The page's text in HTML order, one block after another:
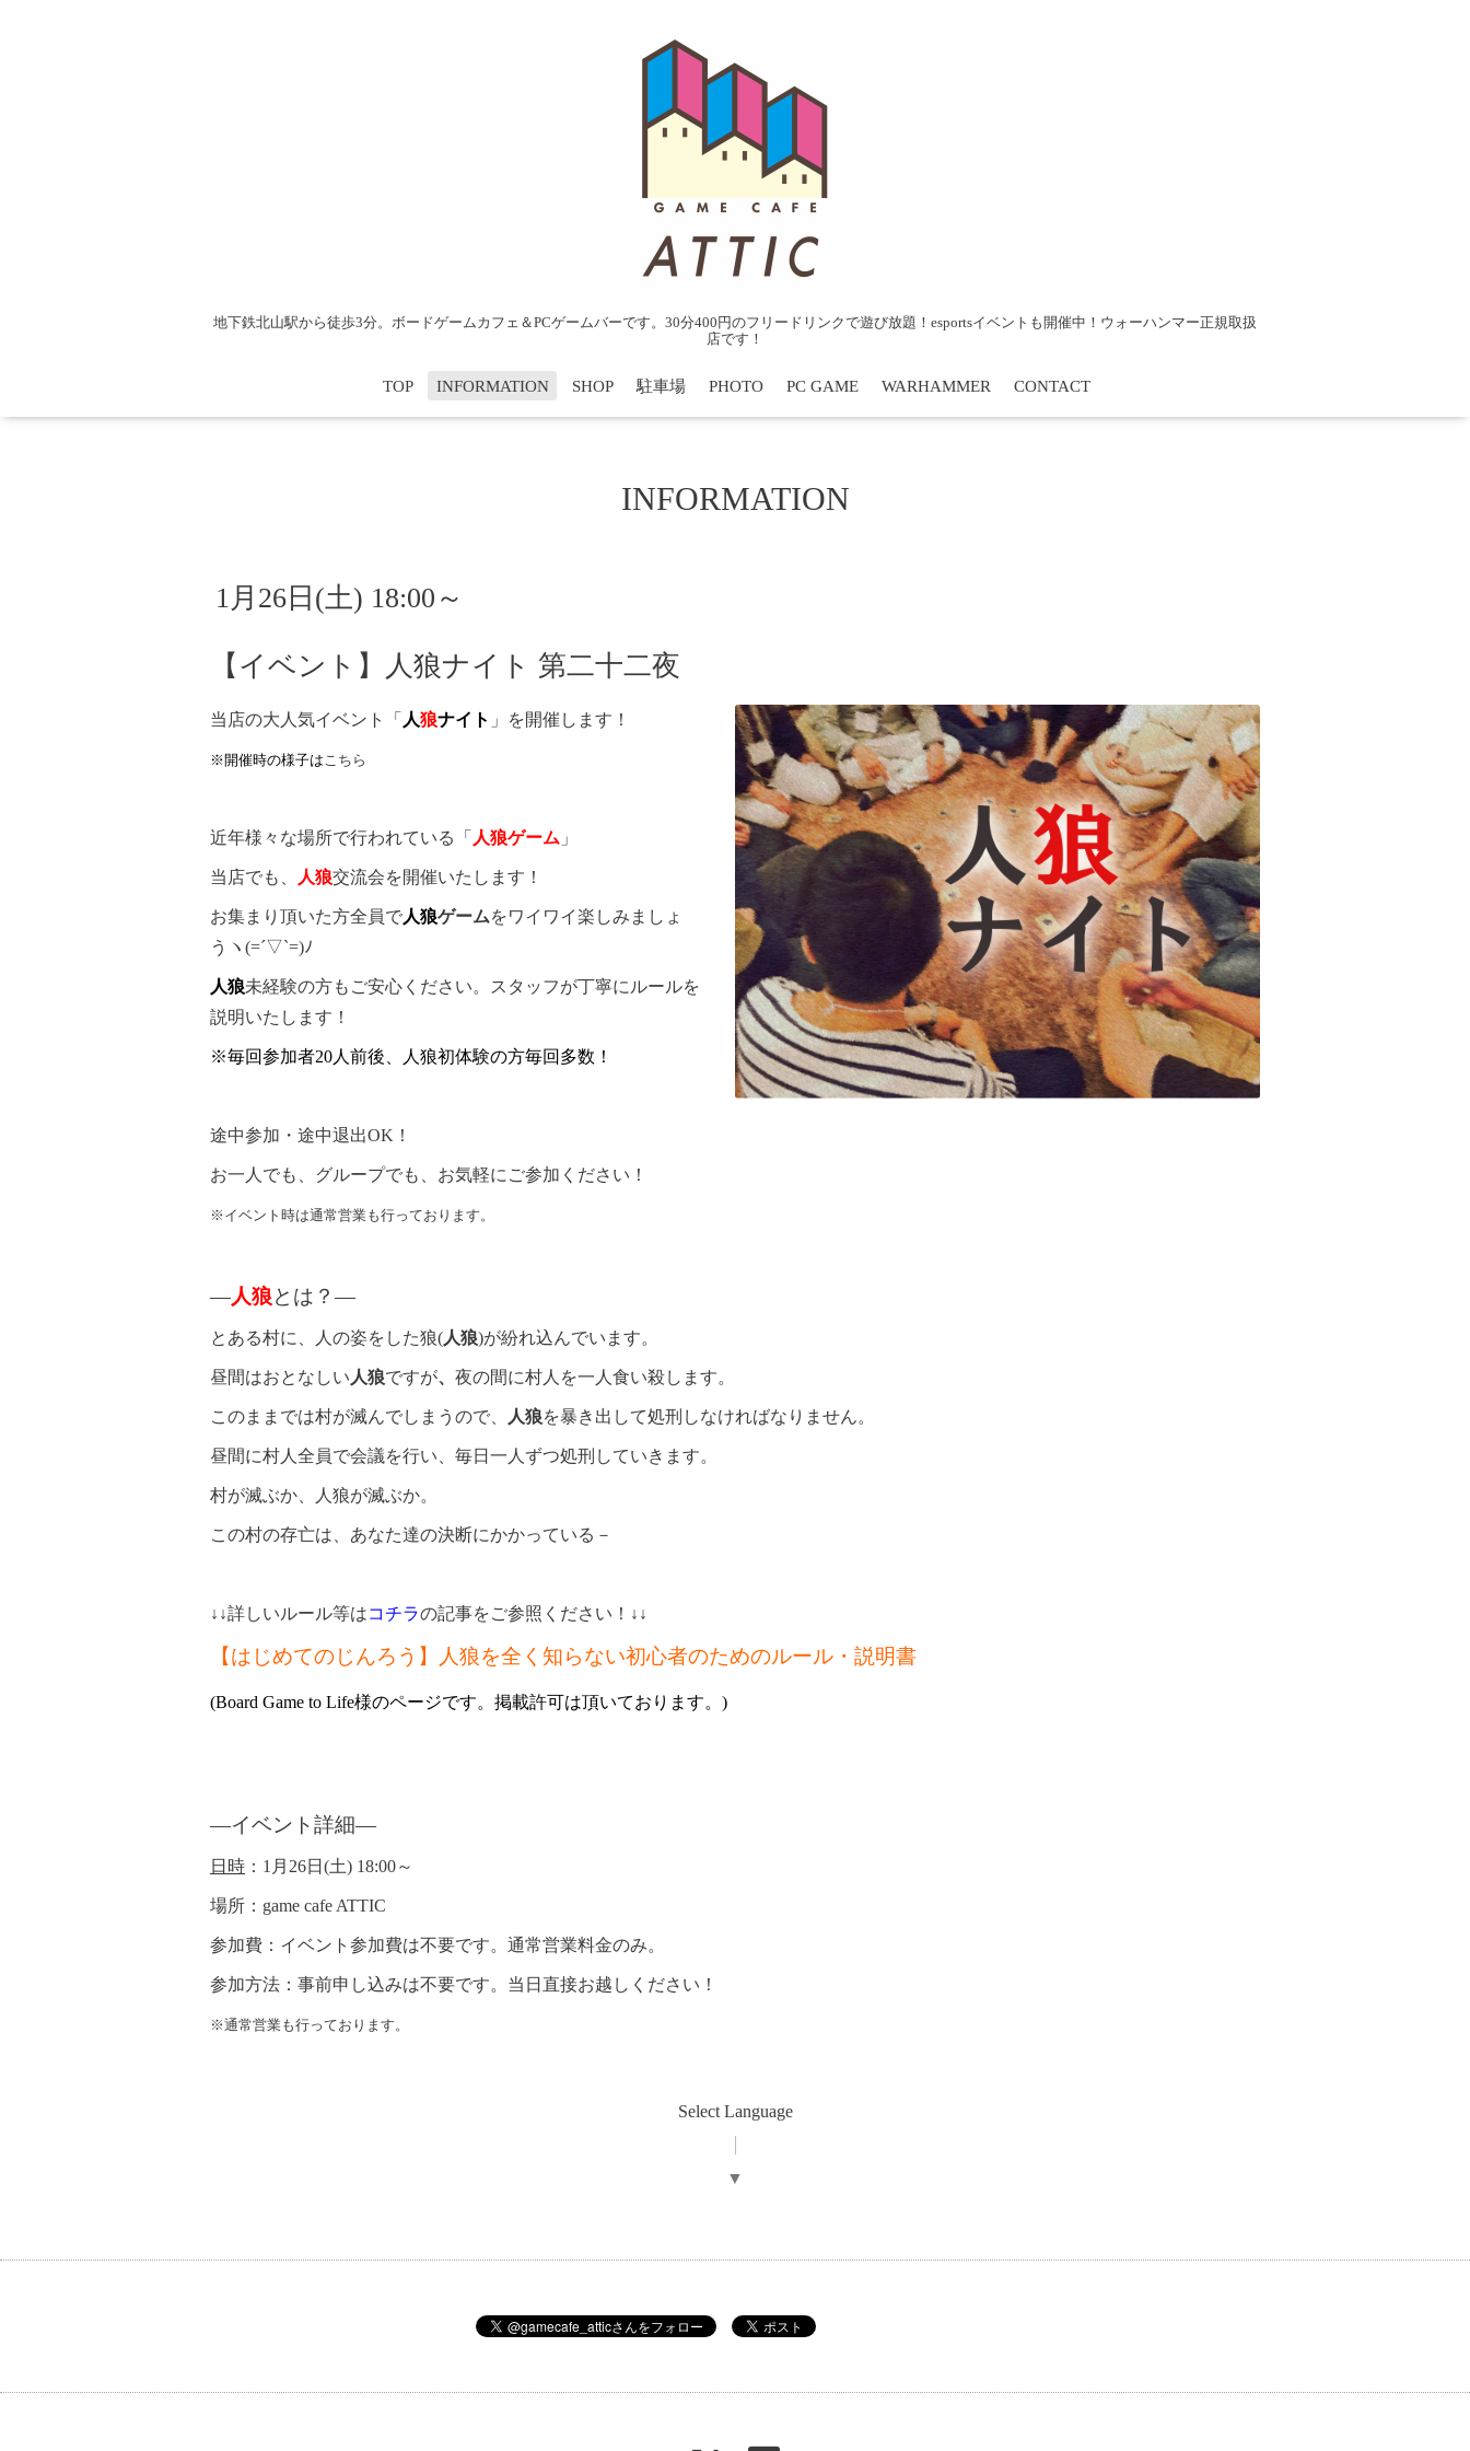
地下鉄北山駅から徒歩3分。ボードゲームカフェ＆PCゲームバーです。30分400円のフリードリンクで遊び放題！esportsイベントも開催中！ウォーハンマー正規取扱
店です！
TOP INFORMATION SHOP 駐車場 PHOTO PC GAME WARHAMMER CONTACT
INFORMATION
1月26日(土) 18:00～
【イベント】人狼ナイト 第二十二夜
当店の大人気イベント「 人狼ナイト 」を開催します！
※開催時の様子はこちら
近年様々な場所で行われている「 人狼ゲーム 」
当店でも、 人狼交流会を開催いたします！
お集まり頂いた方全員で人狼ゲームをワイワイ楽しみましょ
うヽ(=´▽`=)ﾉ
人狼未経験の方もご安心ください。スタッフが丁寧にルールを
説明いたします！
※毎回参加者20人前後、人狼初体験の方毎回多数！
途中参加・途中退出OK！
お一人でも、グループでも、お気軽にご参加ください！
※イベント時は通常営業も行っております。
―人狼とは？―
とある村に、人の姿をした狼(人狼)が紛れ込んでいます。
昼間はおとなしい 人狼ですが、 夜の間に村人を一人食い殺します。
このままでは村が滅んでしまうので、 人狼を暴き出して処刑しなければなりません。
昼間に村人全員で会議を行い、毎日一人ずつ処刑していきます。
村が滅ぶか、人狼が滅ぶか。
この村の存亡は、あなた達の決断にかかっている－
↓↓詳しいルール等はコチラの記事をご参照ください！↓↓
【はじめてのじんろう】人狼を全く知らない初心者のためのルール・説明書
(Board Game to Life様のページです。掲載許可は頂いております。)
―イベント詳細―
日時 ：1月26日(土) 18:00～
場所 ：game cafe ATTIC
参加費 ：イベント参加費は不要です。通常営業料金のみ。
参加方法 ：事前申し込みは不要です。当日直接お越しください！
※通常営業も行っております。
Select Language
▼